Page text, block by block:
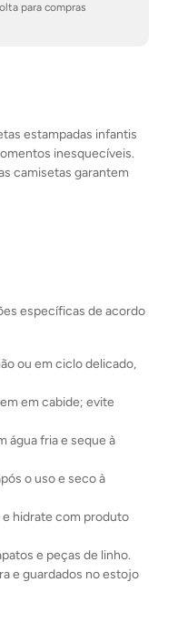
para compras
estampadas infantis
inesquecíveis.
camisetas garantem
específicas de acordo
ou em ciclo delicado,
em cabide; evite
água fria e seque à
o uso e seco à
e hidrate com produto
e peças de linho.
e guardados no estojo